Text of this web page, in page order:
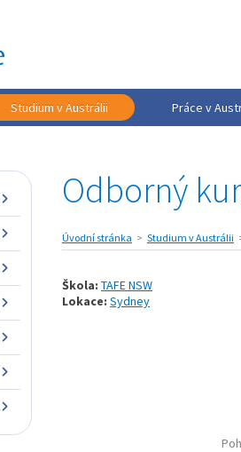
Studium v Austrálii Práce v
Odborný
Úvodní stránka Studium v Austrálii
Škola: TAFE NSW
Lokace: Sydney